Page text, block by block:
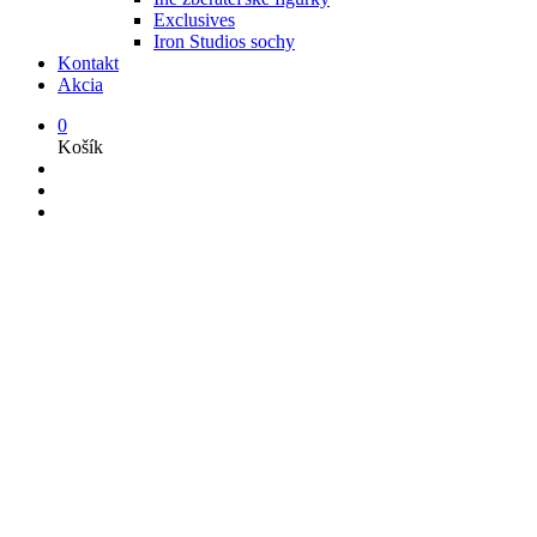
Exclusives
Iron Studios sochy
Kontakt
Akcia
0
Košík